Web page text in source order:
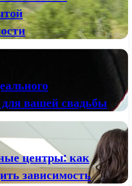
для вашей свадьбы
центры: как
зависимость